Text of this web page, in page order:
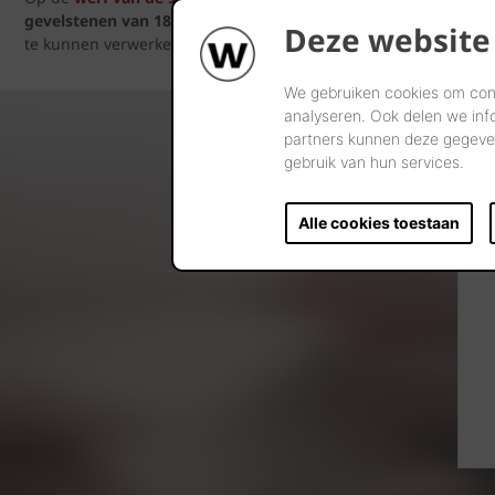
Deze
We gebruiken cookies om
analyseren. Ook delen we
partners kunnen deze
gebruik van hun services.
Alle cookies toestaan
gevelstenen van 18 bestaande woningen
te begeleiden. Na
te kunnen verwerken. Concreet kozen de ontwerpers hier